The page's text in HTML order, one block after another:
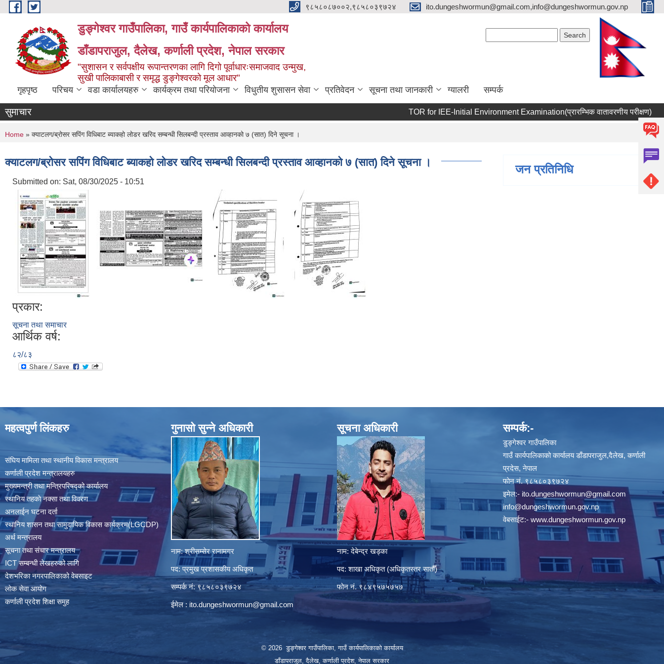
Skip to main content ९८५८०८७००२,९८५८०३९७२४ ito.dungeshwormun@gmail.com,info@dungeshwormun.gov.np
डुङ्गेश्वर गाउँपालिका, गाउँ कार्यपालिकाको कार्यालय
डाँडापराजुल, दैलेख, कर्णाली प्रदेश, नेपाल सरकार
"सुशासन र सर्वपक्षीय रूपान्तरणका लागि दिगो पूर्वाधारःसमाजवाद उन्मुख,
सुखी पालिकाबासी र समृद्ध डुङ्गेश्वरको मूल आधार"
गृहपृष्ठ परिचय वडा कार्यालयहरु कार्यक्रम तथा परियोजना विधुतीय शुसासन सेवा प्रतिवेदन सूचना तथा जानकारी ग्यालरी सम्पर्क
सुमाचार TOR for IEE-Initial Environment Examination(प्रारम्भिक वातावरणीय परीक्षण)
You are here
Home » क्याटलग/ब्रोसर सपिंग विधिबाट ब्याकहो लोडर खरिद सम्बन्धी सिलबन्दी प्रस्ताव आव्हानको ७ (सात) दिने सूचना ।
क्याटलग/ब्रोसर सपिंग विधिबाट ब्याकहो लोडर खरिद सम्बन्धी सिलबन्दी प्रस्ताव आव्हानको ७ (सात) दिने सूचना ।
Submitted on: Sat, 08/30/2025 - 10:51
प्रकार:
सूचना तथा समाचार
आर्थिक वर्ष:
८२/८३
जन प्रतिनिधि
महत्वपुर्ण लिंकहरु
संघिय मामिला तथा स्थानीय विकास मन्त्रालय
कर्णाली प्रदेश मन्त्रालयहरु
मुख्यमन्त्री तथा मन्त्रिपरिषद्को कार्यालय
स्थानिय तहकाे नक्सा तथा विवरण
अनलाईन घटना दर्ता
स्थानिय शासन तथा सामुदायिक विकास कार्यक्रम(LGCDP)
अर्थ मन्त्रालय
सूचना तथा संचार मन्त्रालय
ICT सम्बन्धी लेखहरुको लागि
देशभरिका नगरपालिकाको वेबसाइट
लोक सेवा आयोग
कर्णाली प्रदेश शिक्षा समुह
गुनासाे सुन्ने अधिकारी
नाम: श्रीसम्सेर रानामगर
पद: प्रमुख प्रशासकीय अधिकृत
सम्पर्क नं: ९८५८०३९७२४
ईमेल : ito.dungeshwormun@gmail.com
सूचना अधिकारी
नाम: देबेन्द्र खड्का
पद: शाखा अधिकृत (अधिकृतस्तर सातौँ)
फोन नं. ९८४९५७५७५७
सम्पर्क:-
डुङ्गेश्वर गाउँपालिका
गाउँ कार्यपालिकाको कार्यालय डाँडापराजुल,दैलेख, कर्णाली
प्रदेस, नेपाल
फाेन नं. ९८५८०३९७२४
इमेल:- ito.dungeshwormun@gmail.com
info@dungeshwormun.gov.np
वेबसाईट:- www.dungeshwormun.gov.np
© 2026 डुङ्गेश्वर गाउँपालिका, गाउँ कार्यपालिकाको कार्यालय
डाँडापराजुल, दैलेख, कर्णाली प्रदेश, नेपाल सरकार